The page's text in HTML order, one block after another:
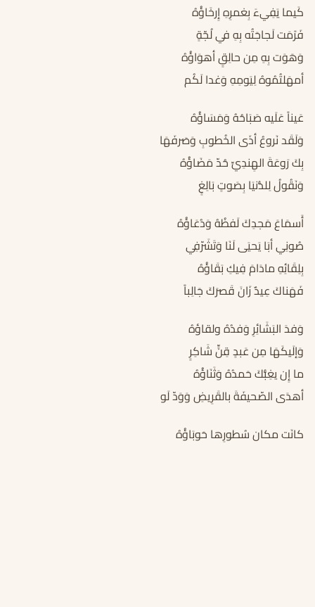
كَيما يَفِيءَ بِغمرِهِ إِرخَاؤُهُ
فَرًمَت لَجاجَتُه بِهِ في لُجّةٍ
وَهَوَت بِهِ مِن حالِقٍ أهوَاؤُهُ
أمهَلتُمُوهُ لِيَومِهِ وَغدا لَكُم
عَيناً عَلَيه صَبَاحُهُ وَمَسَاؤُهُ
وَلَقَد نَروعُ أذَى الخُطوبِ وَصَرفَهَا
بِكَ رَوعَةَ الهِندِيِّ حُدّ مَضَاؤُهُ
وَنَقُولُ لِلدُّنيَا بِصَوتٍ بَالِغٍ
أَسمَاعَ مَجدِكَ لَفظُهُ وَدُعَاؤُهُ
صُونِي أبَا يَحيَى لَنَا وَتَشَرّفِي
بِلِقَائِهِ مادَامَ فِيكِ بَقَاؤُهُ
فَهَناكَ عِيدٌ زَانَ قَصرَكَ جَالِباً
وَفدَ البَشَائِرِ وَفدُهُ ولقاؤهُ
وَإلَيكَهَا مِن عَبدٍ قِنٍّ شَاكِرٍ
ما إِن يغِبُّكَ حَمدُهُ وَثَنَاؤُهُ
أهدَى الصّحيفَةَ بالقَرِيضِ وَوَدّ لَو
كانَت مكان سُطورِها حَوبَاؤُهُ